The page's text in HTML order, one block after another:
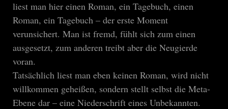
liest man hier einen Roman, ein Tagebuch, einen
Roman, ein Tagebuch – der erste Moment
verunsichert. Man ist fremd, fühlt sich zum einen
ausgesetzt, zum anderen treibt aber die Neugierde
voran.
Tatsächlich liest man eben keinen Roman, wird nicht
willkommen geheißen, sondern stellt selbst die Meta-
Ebene dar – eine Niederschrift eines Unbekannten.